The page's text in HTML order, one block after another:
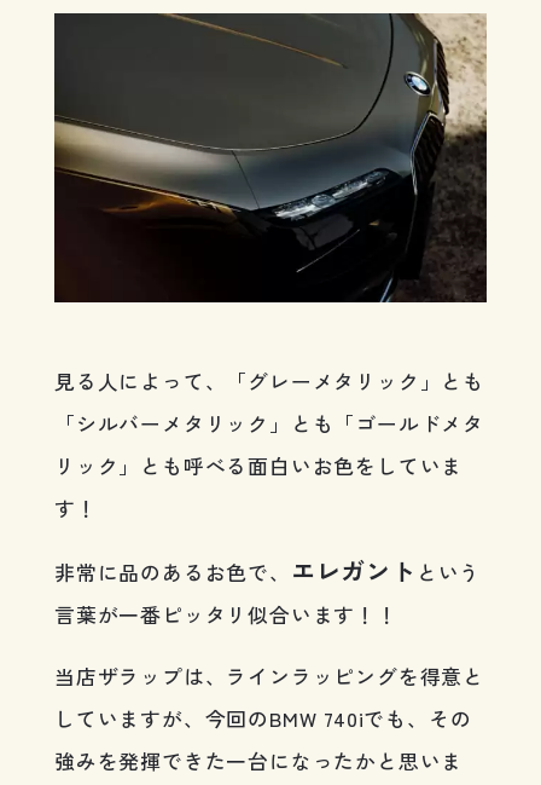
見る人によって、「グレーメタリック」とも
「シルバーメタリック」とも「ゴールドメタ
リック」とも呼べる面白いお色をしていま
す！
非常に品のあるお色で、 エレガント という
言葉が一番ピッタリ似合います！！
当店ザラップは、ラインラッピングを得意と
していますが、今回のBMW 740iでも、その
強みを発揮できた一台になったかと思いま